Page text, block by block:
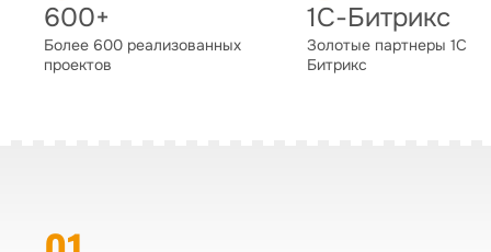
600+
Более 600 реализованных
проектов
1С-Битрикс
Золотые партнеры 1С
Битрикс